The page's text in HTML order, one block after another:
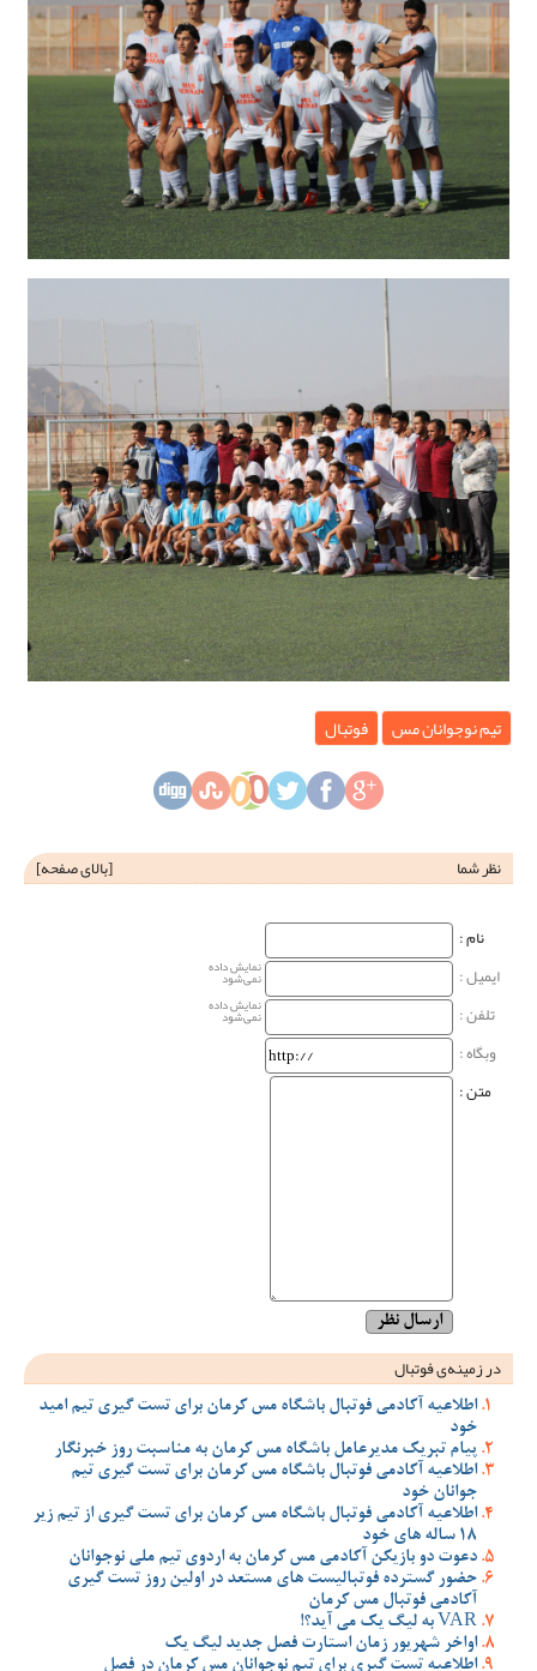
تیم نوجوانان مس فوتبال
نظر شما [بالای صفحه]
نام‌ :
ایمیل :
نمایش داده
نمی‌شود
تلفن : نمایش داده
نمی‌شود
وبگاه‌ :
متن :
در زمینه‌ی فوتبال
اطلاعیه آکادمی فوتبال باشگاه مس کرمان برای تست گیری تیم امید
خود
پیام تبریک مدیرعامل باشگاه مس کرمان به مناسبت روز خبرنگار
اطلاعیه آکادمی فوتبال باشگاه مس کرمان برای تست گیری تیم
جوانان خود
اطلاعیه آکادمی فوتبال باشگاه مس کرمان برای تست گیری از تیم زیر
18 ساله های خود
دعوت دو بازیکن آکادمی مس کرمان به اردوی تیم ملی نوجوانان
حضور گسترده فوتبالیست های مستعد در اولین روز تست گیری
آکادمی فوتبال مس کرمان
VAR به لیگ یک می آید؟!
اواخر شهریور زمان استارت فصل جدید لیگ یک
اطلاعیه تست گیری برای تیم نوجوانان مس کرمان در فصل